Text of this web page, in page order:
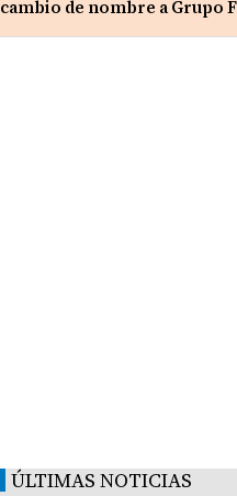
cambio de nombre a Grupo
ÚLTIMAS NOTICIAS